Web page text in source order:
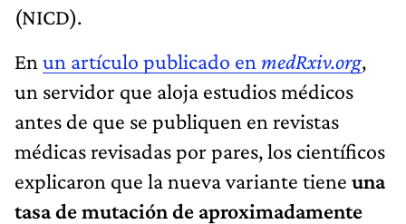
(NICD).
En un artículo publicado en medRxiv.org,
un servidor que aloja estudios médicos
antes de que se publiquen en revistas
médicas revisadas por pares, los científicos
explicaron que la nueva variante tiene una
tasa de mutación de aproximadamente